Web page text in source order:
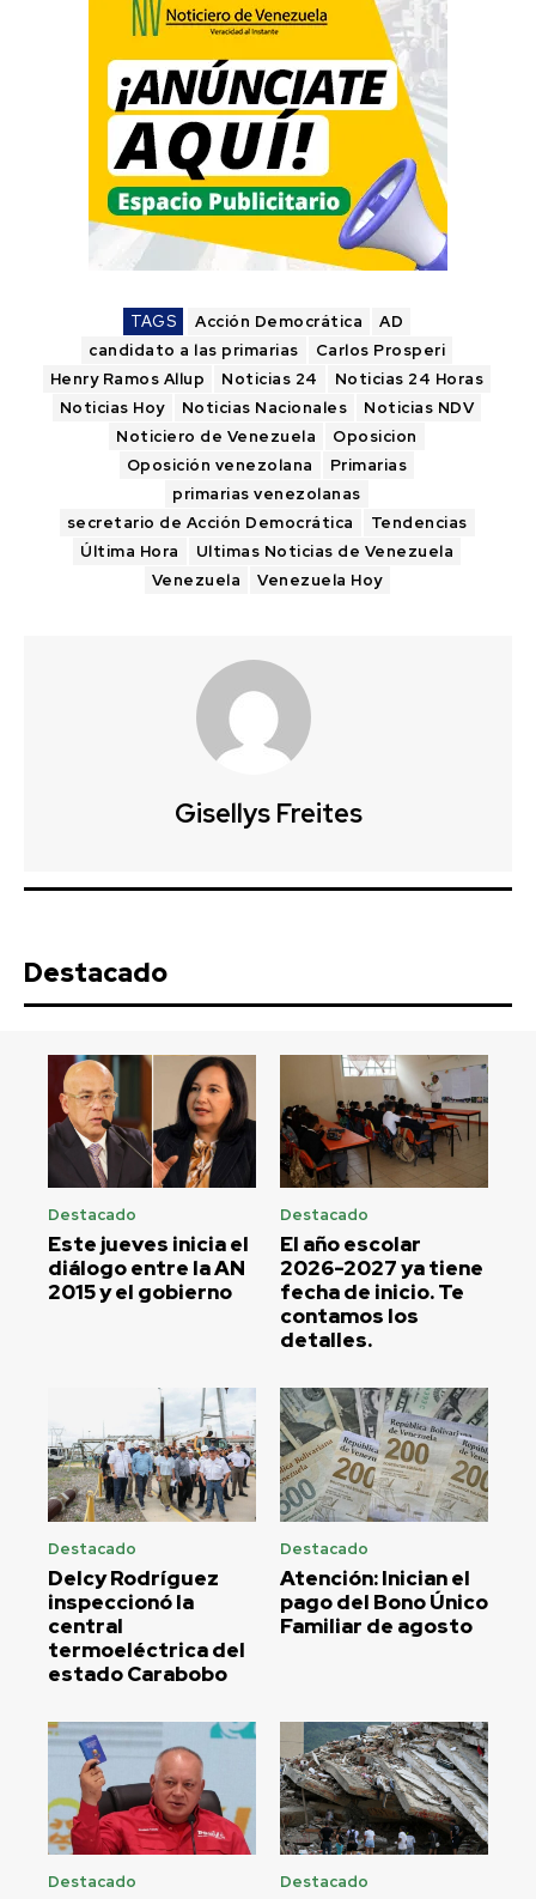
TAGS Acción Democrática
AD
candidato a las primarias
Carlos Prosperi
Henry Ramos Allup
Noticias 24
Noticias 24 Horas
Noticias Hoy
Noticias Nacionales
Noticias NDV
Noticiero de Venezuela
Oposicion
Oposición venezolana
Primarias
primarias venezolanas
secretario de Acción Democrática
Tendencias
Última Hora
Ultimas Noticias de Venezuela
Venezuela
Venezuela Hoy
Gisellys Freites
Destacado
Destacado
Este jueves inicia el
diálogo entre la AN
2015 y el gobierno
Destacado
El año escolar
2026-2027 ya tiene
fecha de inicio. Te
contamos los
detalles.
Destacado
Delcy Rodríguez
inspeccionó la
central
termoeléctrica del
estado Carabobo
Destacado
Atención: Inician el
pago del Bono Único
Familiar de agosto
Destacado Destacado